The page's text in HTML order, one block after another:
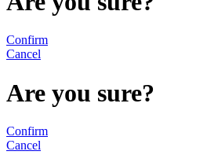
Confirm
Cancel
Are you sure?
Confirm
Cancel